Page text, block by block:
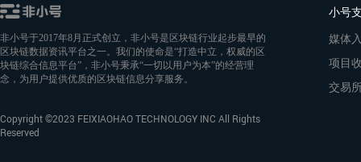
非小号于2017年8月正式创立，非小号是区块链行业起步最早的
区块链数据资讯平台之一。我们的使命是“打造中立，权威的区
块链综合信息平台”，非小号秉承“一切以用户为本”的经营理
念，为用户提供优质的区块链信息分享服务。
Copyright ©2023 FEIXIAOHAO TECHNOLOGY INC All Rights
Reserved
小号
媒体
项目
交易